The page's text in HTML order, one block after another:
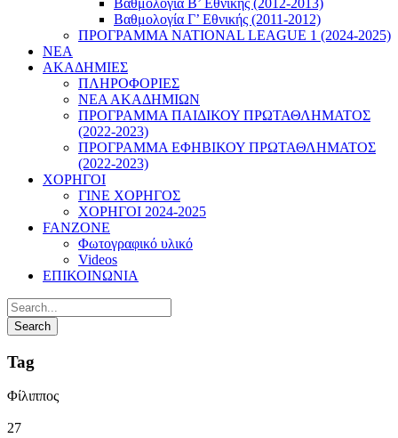
Βαθμολογία Β’ Εθνικής (2012-2013)
Βαθμολογία Γ’ Εθνικής (2011-2012)
ΠΡΟΓΡΑΜΜΑ NATIONAL LEAGUE 1 (2024-2025)
ΝΕΑ
ΑΚΑΔΗΜΙΕΣ
ΠΛΗΡΟΦΟΡΙΕΣ
ΝΕΑ ΑΚΑΔΗΜΙΩΝ
ΠΡΟΓΡΑΜΜΑ ΠΑΙΔΙΚΟΥ ΠΡΩΤΑΘΛΗΜΑΤΟΣ
(2022-2023)
ΠΡΟΓΡΑΜΜΑ ΕΦΗΒΙΚΟΥ ΠΡΩΤΑΘΛΗΜΑΤΟΣ
(2022-2023)
ΧΟΡΗΓΟΙ
ΓΙΝΕ ΧΟΡΗΓΟΣ
ΧΟΡΗΓΟΙ 2024-2025
FANZONE
Φωτογραφικό υλικό
Videos
ΕΠΙΚΟΙΝΩΝΙΑ
Tag
Φίλιππος
27